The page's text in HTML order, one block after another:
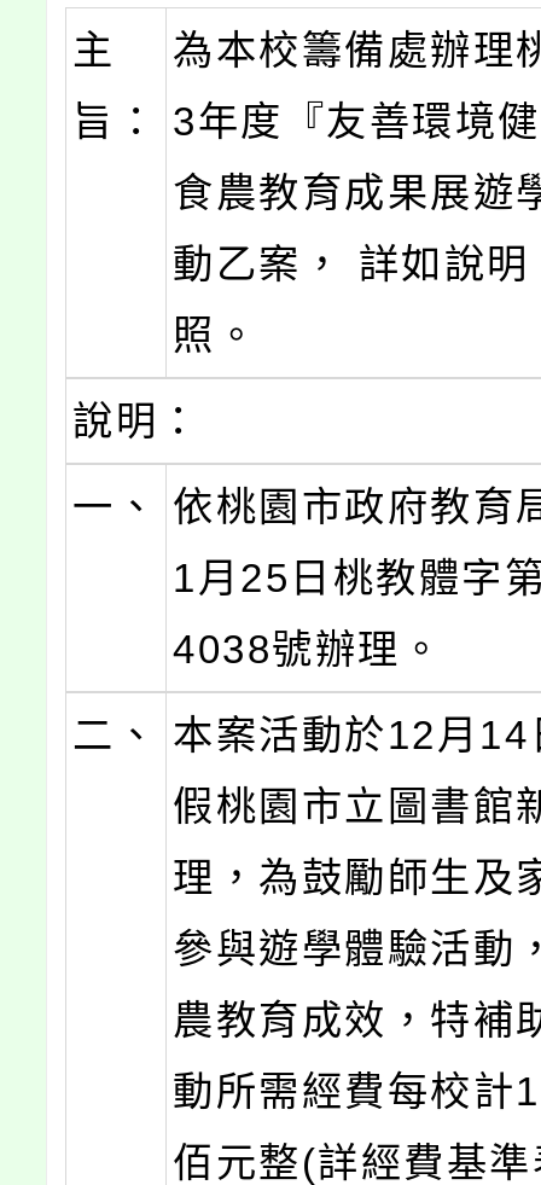
主
旨：
為本校籌備處辦理
3年度『友善環境
食農教育成果展遊
動乙案， 詳如說明
照。
說明：
一、
依桃園市政府教育
1月25日桃教體字
4038號辦理。
二、
本案活動於12月
假桃園市立圖書館
理，為鼓勵師生及
參與遊學體驗活動
農教育成效，特補
動所需經費每校計
佰元整(詳經費基